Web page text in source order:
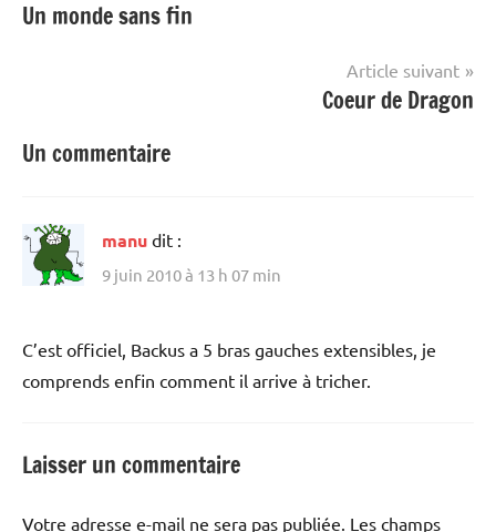
de
Un monde sans fin
Article suivant
Coeur de Dragon
Un commentaire
manu dit :
9 juin 2010 à 13 h 07 min
C’est officiel, Backus a 5 bras gauches extensibles, je
comprends enfin comment il arrive à tricher.
Laisser un commentaire
Votre adresse e-mail ne sera pas publiée. Les champs